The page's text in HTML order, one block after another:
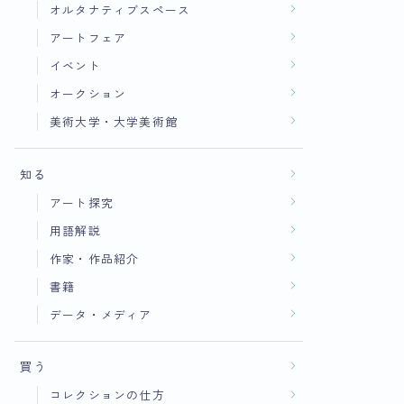
オルタナティブスペース
アートフェア
イベント
オークション
美術大学・大学美術館
知る
アート探究
用語解説
作家・作品紹介
書籍
データ・メディア
買う
コレクションの仕方